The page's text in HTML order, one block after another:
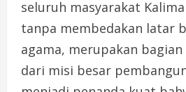
seluruh masyarakat
tanpa membedakan latar
agama, merupakan
dari misi besar